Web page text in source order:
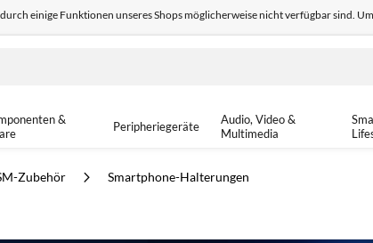
einige Funktionen unseres Shops möglicherweise nicht verfügbar sind.
&
Peripheriegeräte
Audio, Video &
Multimedia
Zubehör Smartphone-Halterungen